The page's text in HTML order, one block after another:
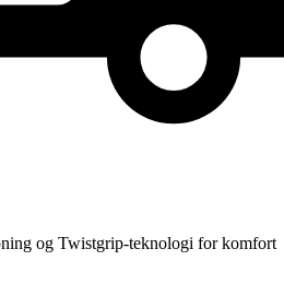
og Twistgrip-teknologi for komfort